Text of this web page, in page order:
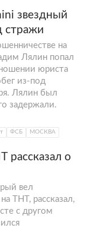
звездный
стражи
на
Лялин попал
юриста
из-под
Лялин был
задержали.
ФСБ МОСКВА
рассказал о
вел
ТНТ, рассказал,
с другом